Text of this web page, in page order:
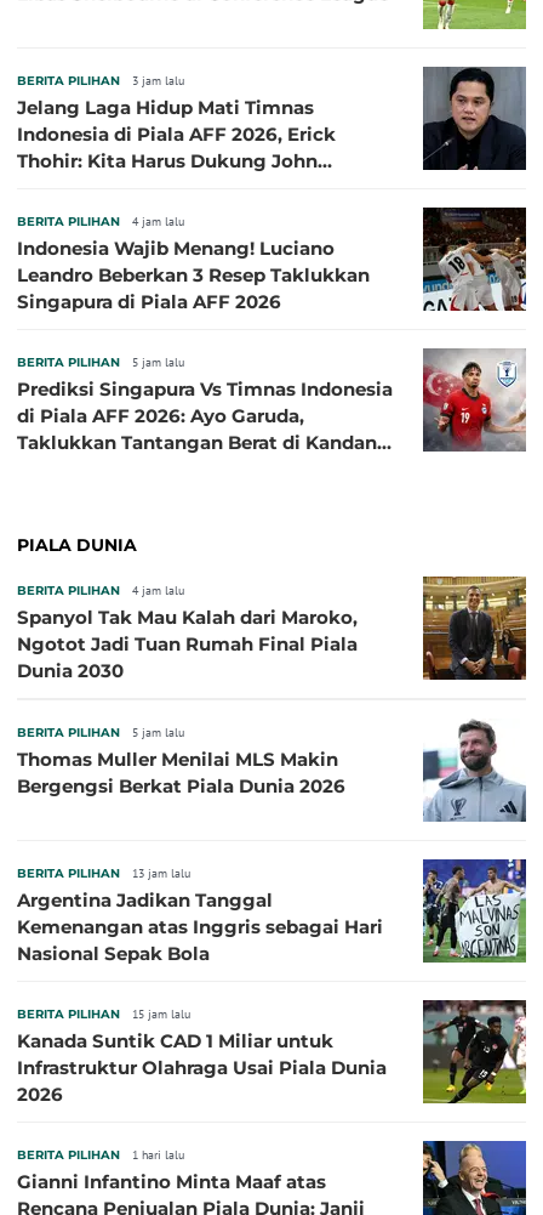
BERITA PILIHAN 3 jam lalu
Jelang Laga Hidup Mati Timnas
Indonesia di Piala AFF 2026, Erick
Thohir: Kita Harus Dukung John
BERITA PILIHAN 4 jam lalu
Indonesia Wajib Menang! Luciano
Leandro Beberkan 3 Resep Taklukkan
Singapura di Piala AFF 2026
BERITA PILIHAN 5 jam lalu
Prediksi Singapura Vs Timnas Indonesia
di Piala AFF 2026: Ayo Garuda,
Taklukkan Tantangan Berat di Kandang
PIALA DUNIA
BERITA PILIHAN 4 jam lalu
Spanyol Tak Mau Kalah dari Maroko,
Ngotot Jadi Tuan Rumah Final Piala
Dunia 2030
BERITA PILIHAN 5 jam lalu
Thomas Muller Menilai MLS Makin
Bergengsi Berkat Piala Dunia 2026
BERITA PILIHAN 13 jam lalu
Argentina Jadikan Tanggal
Kemenangan atas Inggris sebagai Hari
Nasional Sepak Bola
BERITA PILIHAN 15 jam lalu
Kanada Suntik CAD 1 Miliar untuk
Infrastruktur Olahraga Usai Piala Dunia
2026
BERITA PILIHAN 1 hari lalu
Gianni Infantino Minta Maaf atas
Rencana Penjualan Piala Dunia: Janji